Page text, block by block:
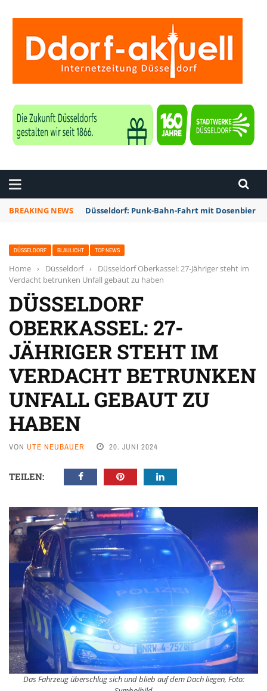
BREAKING NEWS Düsseldorf: Punk-Bahn-Fahrt mit Dosenbier
DÜSSELDORF BLAULICHT TOP NEWS
Home › Düsseldorf ›
Düsseldorf Oberkassel: 27-Jähriger steht im
Verdacht betrunken Unfall gebaut zu haben
DÜSSELDORF
OBERKASSEL: 27-
JÄHRIGER STEHT IM
VERDACHT BETRUNKEN
UNFALL GEBAUT ZU
HABEN
VON UTE NEUBAUER 20. JUNI 2024
TEILEN:
Das Fahrzeug überschlug sich und blieb auf dem Dach liegen, Foto: